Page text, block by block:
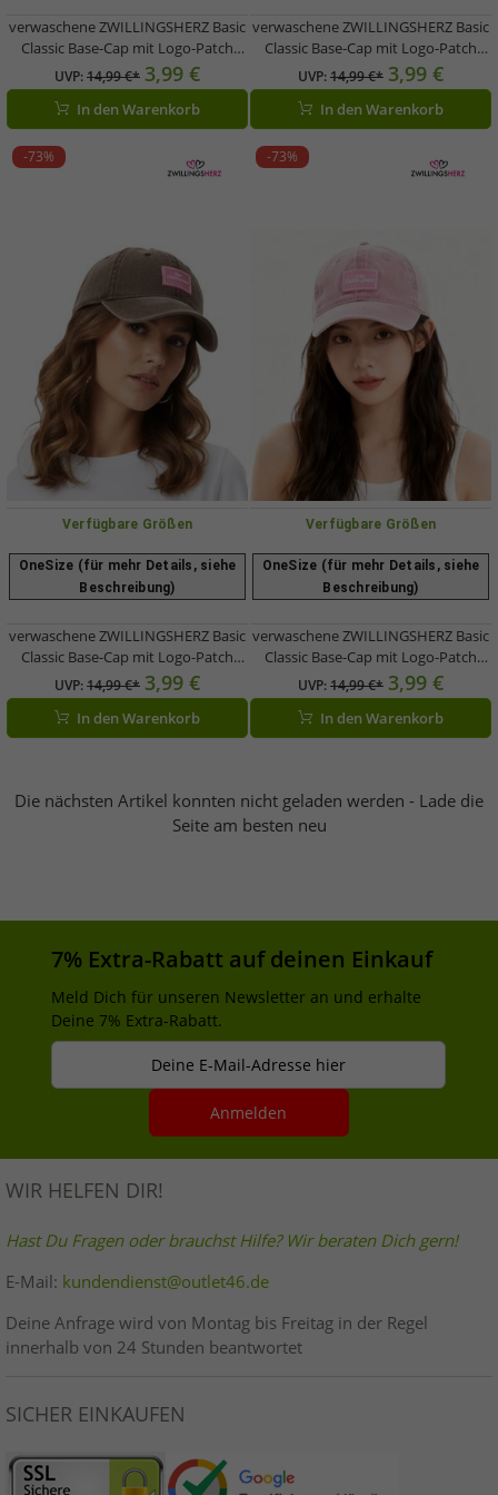
verwaschene ZWILLINGSHERZ Basic
Classic Base-Cap mit Logo-Patch
Baumwoll-Cap justierbare Cappy
Schirm-Mütze 4603M K25357-2
Schwarz
UVP:14,99 €* 3,99 €
In den Warenkorb
verwaschene ZWILLINGSHERZ Basic
Classic Base-Cap mit Logo-Patch
Baumwoll-Cap justierbare Cappy
Schirm-Mütze 4603M K25357-6
Navy-Blau
UVP:14,99 €* 3,99 €
In den Warenkorb
-73%
Verfügbare Größen
OneSize (für mehr Details, siehe
Beschreibung)
verwaschene ZWILLINGSHERZ Basic
Classic Base-Cap mit Logo-Patch
Baumwoll-Cap justierbare Cappy
Schirm-Mütze 4603M K25357-3
Braun
UVP:14,99 €* 3,99 €
In den Warenkorb
-73%
Verfügbare Größen
OneSize (für mehr Details, siehe
Beschreibung)
verwaschene ZWILLINGSHERZ Basic
Classic Base-Cap mit Logo-Patch
Baumwoll-Cap justierbare Cappy
Schirm-Mütze 4603M K25357-5 Pink
UVP:14,99 €* 3,99 €
In den Warenkorb
Die nächsten Artikel konnten nicht geladen werden - Lade die
Seite am besten neu
7% Extra-Rabatt auf deinen Einkauf
Meld Dich für unseren Newsletter an und erhalte
Deine 7% Extra-Rabatt.
Deine E-Mail-Adresse hier
Anmelden
WIR HELFEN DIR!
Hast Du Fragen oder brauchst Hilfe? Wir beraten Dich gern!
E-Mail: kundendienst@outlet46.de
Deine Anfrage wird von Montag bis Freitag in der Regel
innerhalb von 24 Stunden beantwortet
SICHER EINKAUFEN